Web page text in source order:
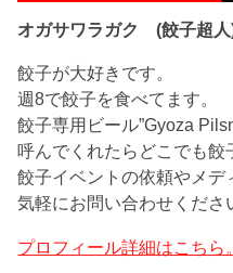
オガサワラガク (餃子超
餃子が大好きです。
週8で餃子を食べてます。
餃子専用ビール”Gyoza
呼んでくれたらどこでも餃
餃子イベントの依頼やメ
気軽にお問い合わせくださ
プロフィール詳細はこちら。